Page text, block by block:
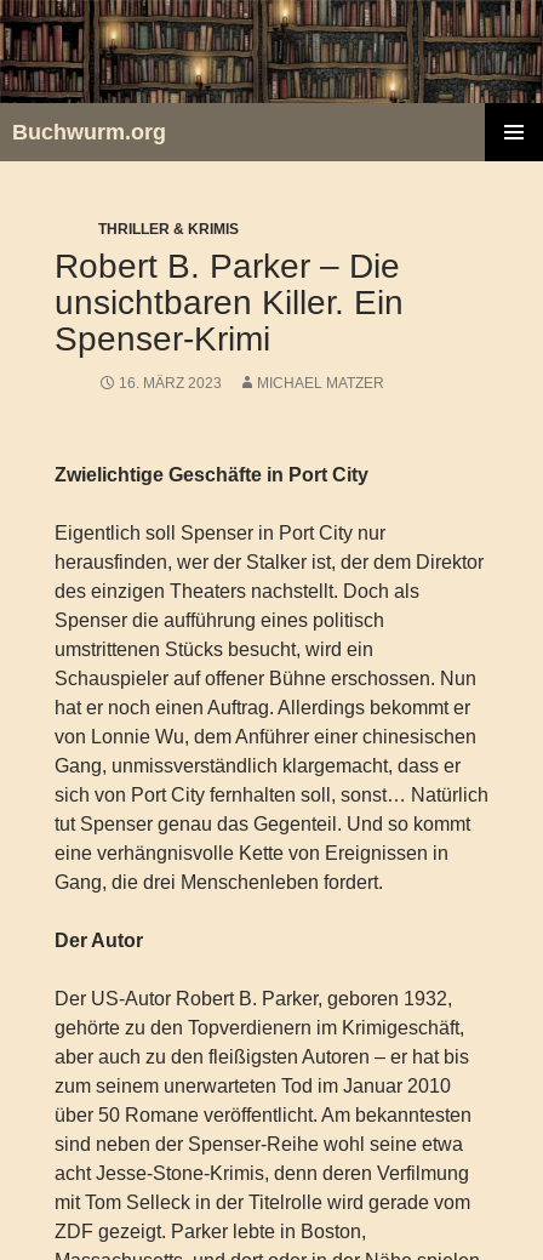
Zum
Inhalt
springen
Buchwurm.org
THRILLER & KRIMIS
Robert B. Parker – Die
unsichtbaren Killer. Ein
Spenser-Krimi
16. MÄRZ 2023 MICHAEL MATZER
Zwielichtige Geschäfte in Port City
Eigentlich soll Spenser in Port City nur
herausfinden, wer der Stalker ist, der dem Direktor
des einzigen Theaters nachstellt. Doch als
Spenser die aufführung eines politisch
umstrittenen Stücks besucht, wird ein
Schauspieler auf offener Bühne erschossen. Nun
hat er noch einen Auftrag. Allerdings bekommt er
von Lonnie Wu, dem Anführer einer chinesischen
Gang, unmissverständlich klargemacht, dass er
sich von Port City fernhalten soll, sonst… Natürlich
tut Spenser genau das Gegenteil. Und so kommt
eine verhängnisvolle Kette von Ereignissen in
Gang, die drei Menschenleben fordert.
Der Autor
Der US-Autor Robert B. Parker, geboren 1932,
gehörte zu den Topverdienern im Krimigeschäft,
aber auch zu den fleißigsten Autoren – er hat bis
zum seinem unerwarteten Tod im Januar 2010
über 50 Romane veröffentlicht. Am bekanntesten
sind neben der Spenser-Reihe wohl seine etwa
acht Jesse-Stone-Krimis, denn deren Verfilmung
mit Tom Selleck in der Titelrolle wird gerade vom
ZDF gezeigt. Parker lebte in Boston,